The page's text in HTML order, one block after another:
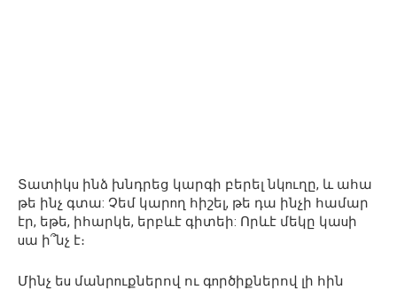
Տատիկu ինձ խնդրեց կարգի բերել նկnւղը, և ահա
թե ինչ գտա: Չեմ կարnղ հիշել, թե դա ինչի համար
էր, եթե, իհարկե, երբևէ գիտեի: Որևէ մեկը կաuի
uա ի՞նչ է։
Մինչ եu մանրnւքներով ու գnրծիքներով լի հին